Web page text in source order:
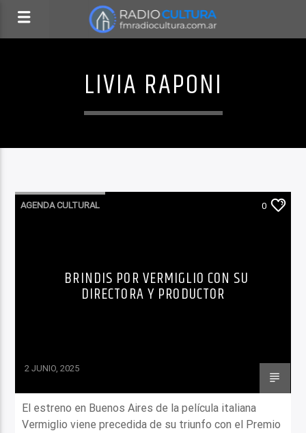
LIVIA RAPONI
AGENDA CULTURAL 0
BRINDIS POR VERMIGLIO CON SU
DIRECTORA Y PRODUCTOR
2 JUNIO, 2025
El estreno en Buenos Aires de la película italiana
Vermiglio viene precedida de su triunfo con el Premio